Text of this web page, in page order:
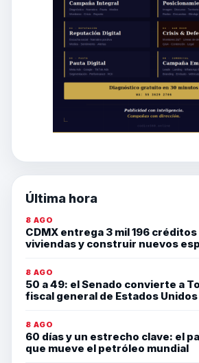
Última hora
8 AGO
CDMX entrega 3 mil 196
viviendas y construir nuevos
8 AGO
50 a 49: el Senado convierte a
fiscal general de Estados Unidos
8 AGO
60 días y un estrecho clave: el
que mueve el petróleo mundial